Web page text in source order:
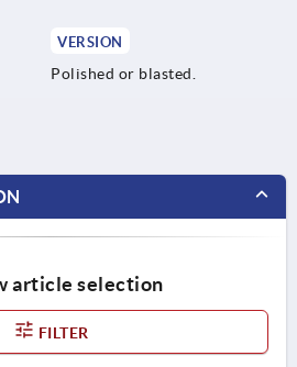
VERSION
Polished or blasted.
article selection
FILTER